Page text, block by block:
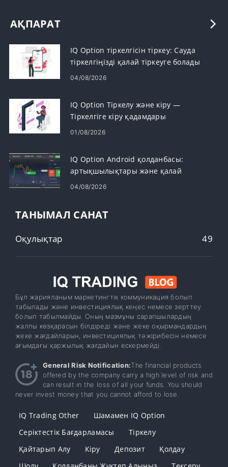
АҚПАРАТ
IQ Option тіркелгісін тіркеу: Сауда
тіркелгіңізді қалай тіркеуге болады
04/08/2026
IQ Option Тіркелу және кіру —
Тіркелгіге кіру қадамдары
01/08/2026
IQ Option Android қолданбасы:
артықшылықтары және қалай
жүктеуге болады
04/08/2026
ТАНЫМАЛ САНАТ
Оқулықтар 49
Бұл жарияланым маркетингтік коммуникация болып
табылады және инвестициялық кеңес немесе зерттеу
болып табылмайды. Оның мазмұны сарапшылардың
жалпы көзқарасын білдіреді және жеке оқырмандардың
жеке жағдайларын, инвестициялық тәжірибесін немесе
ағымдағы қаржылық жағдайын ескермейді.
General Risk Notification:The financial products
offered by the company carry a high level of risk and
can result in the loss of all your funds. You should
never invest money that you cannot afford to lose.
IQ Trading Other
Шамамен IQ Option
Серіктестік Бағдарламасы
Тіркелу
Қайтарып Алу
Кіру Депозит
Қолдау